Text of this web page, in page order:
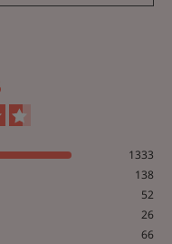
1333
138
52
26
66